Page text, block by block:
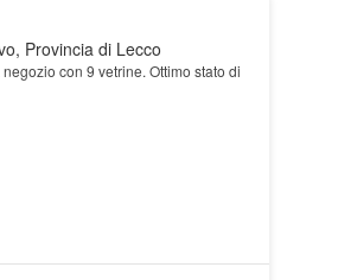
Provincia di Lecco
con 9 vetrine. Ottimo stato di